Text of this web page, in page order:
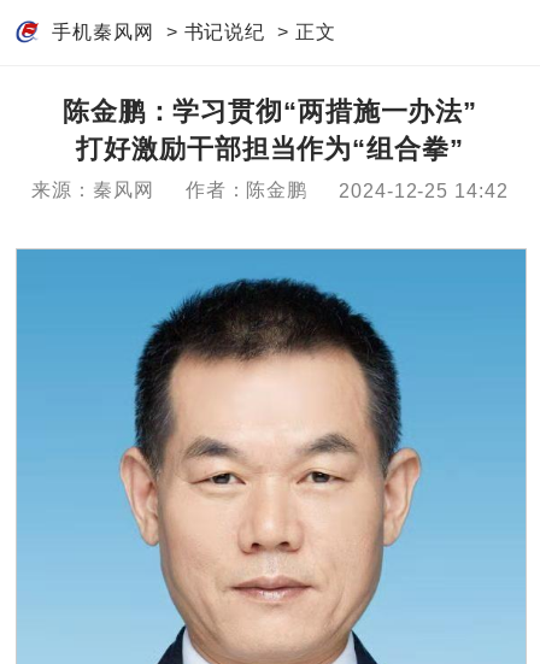
手机秦风网 > 书记说纪 > 正文
陈金鹏：学习贯彻“两措施一办法”
打好激励干部担当作为“组合拳”
来源：秦风网 作者：陈金鹏 2024-12-25 14:42